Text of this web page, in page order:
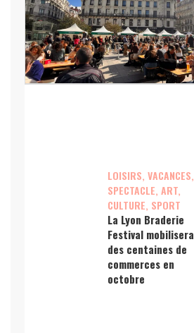
LOISIRS, VACANCES,
SPECTACLE, ART,
CULTURE, SPORT
La Lyon Braderie
Festival mobilisera
des centaines de
commerces en
octobre